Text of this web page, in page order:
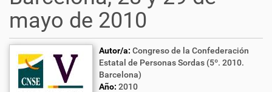
mayo de 2010
Autor/a: Congreso de la Confederación
Estatal de Personas Sordas (5º. 2010.
Barcelona)
Año: 2010